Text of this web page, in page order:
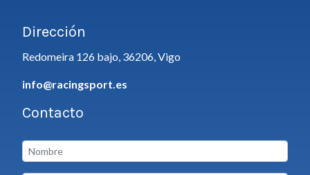
Dirección
Redomeira 126 bajo, 36206, Vigo
info@racingsport.es
Contacto